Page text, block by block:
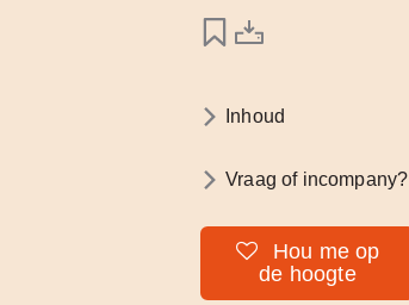
Inhoud
Vraag of incompany?
Hou me op
de hoogte